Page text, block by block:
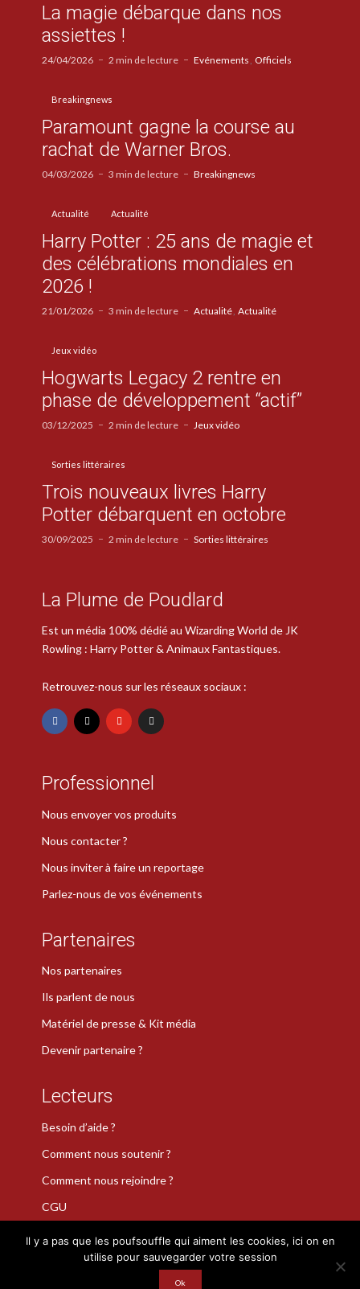
La magie débarque dans nos
assiettes !
24/04/2026 2 min de lecture Evénements Officiels
Breakingnews
Paramount gagne la course au
rachat de Warner Bros.
04/03/2026 3 min de lecture Breakingnews
Actualité Actualité
Harry Potter : 25 ans de magie et
des célébrations mondiales en
2026 !
21/01/2026 3 min de lecture Actualité Actualité
Jeux vidéo
Hogwarts Legacy 2 rentre en
phase de développement “actif”
03/12/2025 2 min de lecture Jeux vidéo
Sorties littéraires
Trois nouveaux livres Harry
Potter débarquent en octobre
30/09/2025 2 min de lecture Sorties littéraires
La Plume de Poudlard
Est un média 100% dédié au Wizarding World de JK
Rowling : Harry Potter & Animaux Fantastiques.
Retrouvez-nous sur les réseaux sociaux :
Professionnel
Nous envoyer vos produits
Nous contacter ?
Nous inviter à faire un reportage
Parlez-nous de vos événements
Partenaires
Nos partenaires
Ils parlent de nous
Matériel de presse & Kit média
Devenir partenaire ?
Lecteurs
Besoin d’aide ?
Comment nous soutenir ?
Comment nous rejoindre ?
CGU
La Plume de Poudlard est une marque déposée · Copyright 2026
· Tous droits réservés
Il y a pas que les poufsouffle qui aiment les cookies, ici on en
utilise pour sauvegarder votre session
Ok